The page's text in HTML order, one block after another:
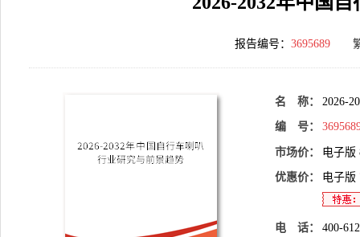
报告编号： 3695689
名 称： 2026-
编 号：
市场价： 电子版
优惠价： 电子版
电 话： 400-